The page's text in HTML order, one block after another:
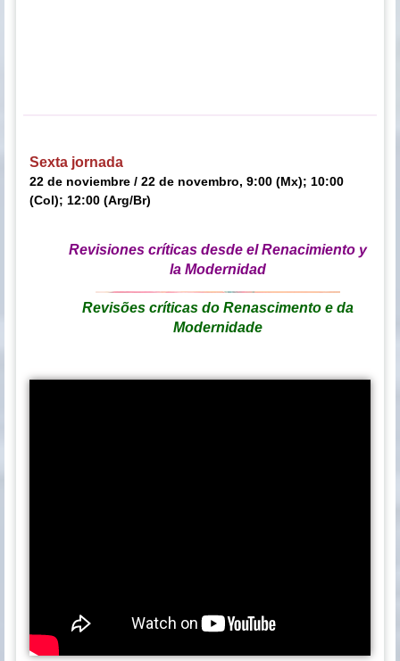
Sexta jornada
22 de noviembre / 22 de novembro, 9:00 (Mx); 10:00
(Col); 12:00 (Arg/Br)
Revisiones críticas desde el Renacimiento y
la Modernidad
Revisões críticas do Renascimento e da
Modernidade